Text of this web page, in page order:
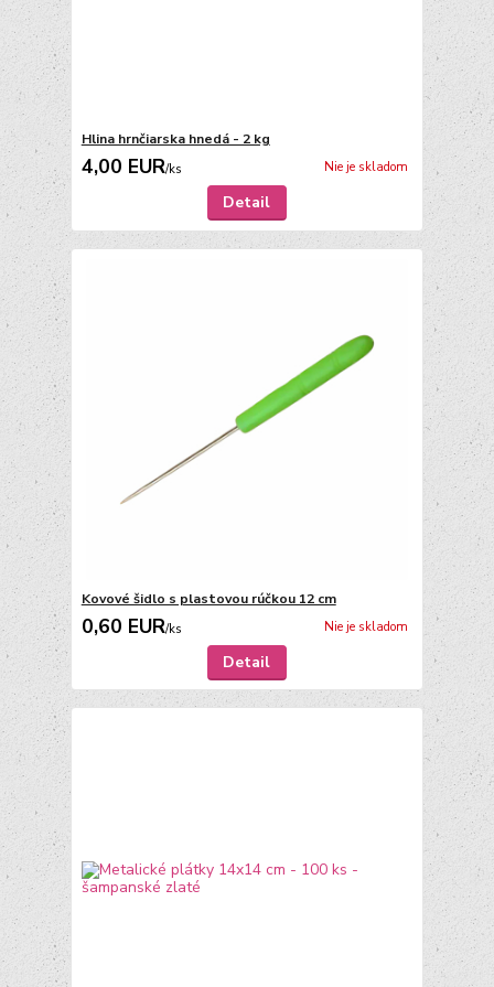
Hlina hrnčiarska hnedá - 2 kg
4,00 EUR/ks Nie je skladom
Detail
Kovové šidlo s plastovou rúčkou 12 cm
0,60 EUR/ks Nie je skladom
Detail